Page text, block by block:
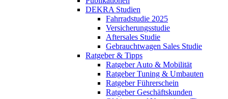
DEKRA Studien
Fahrradstudie 2025
Versicherungsstudie
Aftersales Studie
Gebrauchtwagen Sales Studie
Ratgeber & Tipps
Ratgeber Auto & Mobilität
Ratgeber Tuning & Umbauten
Ratgeber Führerschein
Ratgeber Geschäftskunden